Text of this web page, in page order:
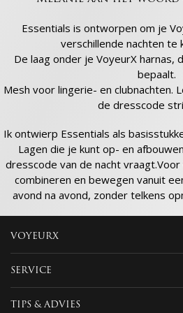
Essentials is ontworpen om je
verschillende nachten te
De laag onder je VoyeurX harnas,
bepaalt.
Mesh voor lingerie- en clubnachten.
de dresscode
Ik ontwierp Essentials als
Lagen die je kunt op- en
dresscode van de nacht
combineren en bewegen vanuit
avond na avond, zonder telkens
VOYEURX
SERVICE
TIPS & ADVIES